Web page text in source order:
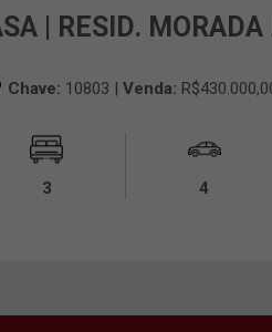
| RESID.
Chave: 10803 |Venda:
3 4